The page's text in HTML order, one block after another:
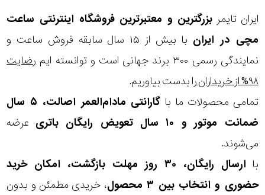
ایران تایمر بزرگترین و معتبرترین فروشگاه اینترنتی ساعت
مچی در ایران
با بیش از ۱۵ سال سابقه فروش ساعت و
نمایندگی رسمی ۳۰۰ برند جهانی است و توانسته ایم
رضایت
۹۸% از خریداران
را بدست بیاوریم.
تمامی محصولات ما با
گارانتی مادام‌العمر اصالت، ۵ سال
ضمانت موتور و ۱۰ سال تعویض رایگان باتری
عرضه
می‌شوند.
با
ارسال رایگان، ۳۰ روز مهلت بازگشت، امکان خرید
حضوری و انتخاب بین ۳ محصول
، خریدی مطمئن و بدون